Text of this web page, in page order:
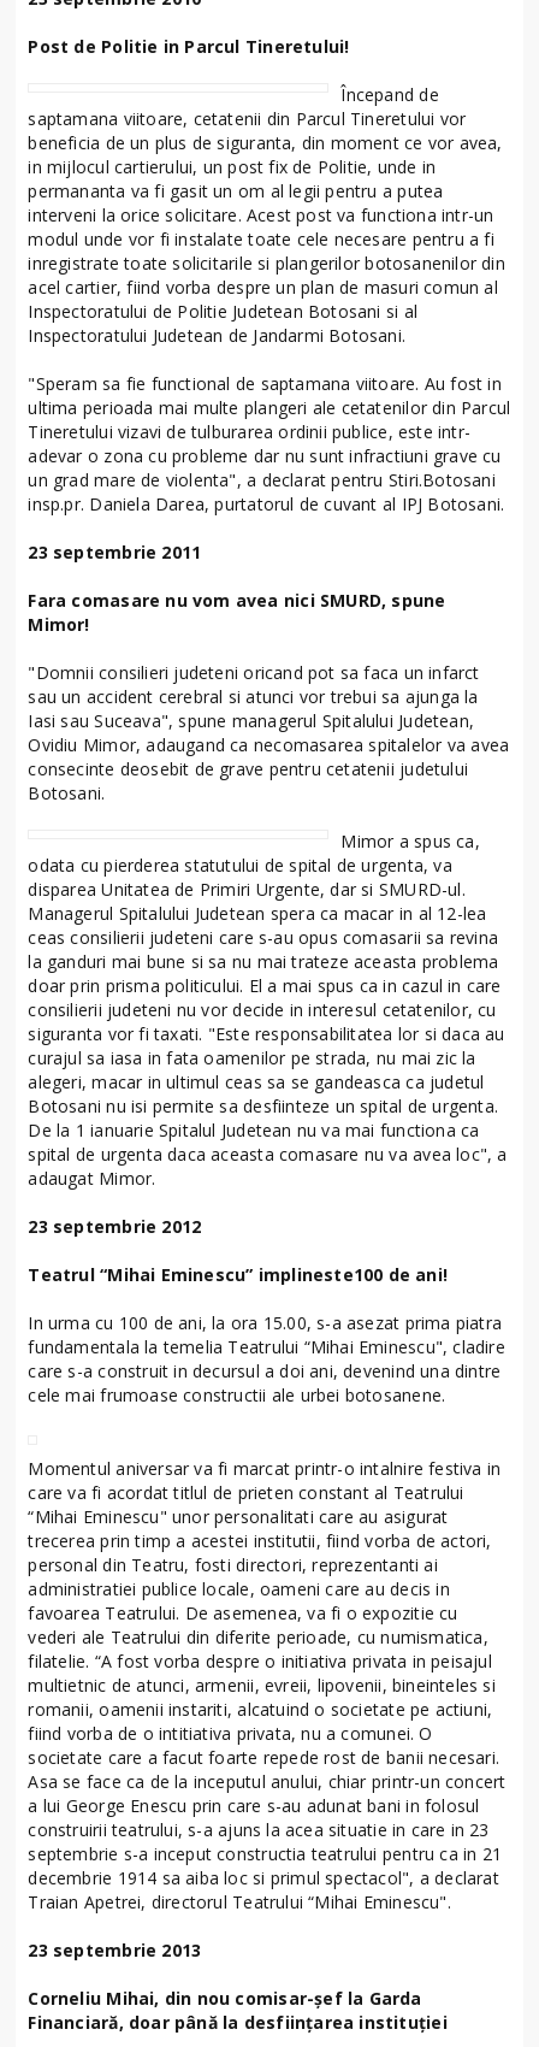
Post de Politie in Parcul Tineretului!
Începand de
saptamana viitoare, cetatenii din Parcul Tineretului vor
beneficia de un plus de siguranta, din moment ce vor avea,
in mijlocul cartierului, un post fix de Politie, unde in
permananta va fi gasit un om al legii pentru a putea
interveni la orice solicitare. Acest post va functiona intr-un
modul unde vor fi instalate toate cele necesare pentru a fi
inregistrate toate solicitarile si plangerilor botosanenilor din
acel cartier, fiind vorba despre un plan de masuri comun al
Inspectoratului de Politie Judetean Botosani si al
Inspectoratului Judetean de Jandarmi Botosani.
"Speram sa fie functional de saptamana viitoare. Au fost in
ultima perioada mai multe plangeri ale cetatenilor din Parcul
Tineretului vizavi de tulburarea ordinii publice, este intr-
adevar o zona cu probleme dar nu sunt infractiuni grave cu
un grad mare de violenta", a declarat pentru Stiri.Botosani
insp.pr. Daniela Darea, purtatorul de cuvant al IPJ Botosani.
23 septembrie 2011
Fara comasare nu vom avea nici SMURD, spune
Mimor!
"Domnii consilieri judeteni oricand pot sa faca un infarct
sau un accident cerebral si atunci vor trebui sa ajunga la
Iasi sau Suceava", spune managerul Spitalului Judetean,
Ovidiu Mimor, adaugand ca necomasarea spitalelor va avea
consecinte deosebit de grave pentru cetatenii judetului
Botosani.
Mimor a spus ca,
odata cu pierderea statutului de spital de urgenta, va
disparea Unitatea de Primiri Urgente, dar si SMURD-ul.
Managerul Spitalului Judetean spera ca macar in al 12-lea
ceas consilierii judeteni care s-au opus comasarii sa revina
la ganduri mai bune si sa nu mai trateze aceasta problema
doar prin prisma politicului. El a mai spus ca in cazul in care
consilierii judeteni nu vor decide in interesul cetatenilor, cu
siguranta vor fi taxati. "Este responsabilitatea lor si daca au
curajul sa iasa in fata oamenilor pe strada, nu mai zic la
alegeri, macar in ultimul ceas sa se gandeasca ca judetul
Botosani nu isi permite sa desfiinteze un spital de urgenta.
De la 1 ianuarie Spitalul Judetean nu va mai functiona ca
spital de urgenta daca aceasta comasare nu va avea loc", a
adaugat Mimor.
23 septembrie 2012
Teatrul “Mihai Eminescu” implineste100 de ani!
In urma cu 100 de ani, la ora 15.00, s-a asezat prima piatra
fundamentala la temelia Teatrului “Mihai Eminescu", cladire
care s-a construit in decursul a doi ani, devenind una dintre
cele mai frumoase constructii ale urbei botosanene.
Momentul aniversar va fi marcat printr-o intalnire festiva in
care va fi acordat titlul de prieten constant al Teatrului
“Mihai Eminescu" unor personalitati care au asigurat
trecerea prin timp a acestei institutii, fiind vorba de actori,
personal din Teatru, fosti directori, reprezentanti ai
administratiei publice locale, oameni care au decis in
favoarea Teatrului. De asemenea, va fi o expozitie cu
vederi ale Teatrului din diferite perioade, cu numismatica,
filatelie. “A fost vorba despre o initiativa privata in peisajul
multietnic de atunci, armenii, evreii, lipovenii, bineinteles si
romanii, oamenii instariti, alcatuind o societate pe actiuni,
fiind vorba de o intitiativa privata, nu a comunei. O
societate care a facut foarte repede rost de banii necesari.
Asa se face ca de la inceputul anului, chiar printr-un concert
a lui George Enescu prin care s-au adunat bani in folosul
construirii teatrului, s-a ajuns la acea situatie in care in 23
septembrie s-a inceput constructia teatrului pentru ca in 21
decembrie 1914 sa aiba loc si primul spectacol", a declarat
Traian Apetrei, directorul Teatrului “Mihai Eminescu".
23 septembrie 2013
Corneliu Mihai, din nou comisar-șef la Garda
Financiară, doar până la desființarea instituției